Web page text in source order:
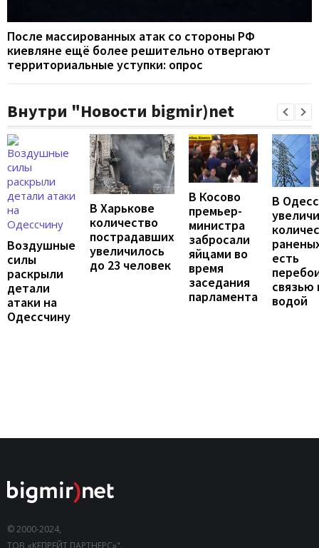
После массированных атак со стороны РФ
киевляне ещё более решительно отвергают
территориальные уступки: опрос
Внутри "Новости bigmir)net
Воздушные
силы
раскрыли
детали
атаки на
Одессчину
В Харькове
количество
пострадавших
увеличилось
до 23 человек
В Косово
премьер-
министра
забросали
яйцами во
время
заседания
парламента
В
есть
связью
водой
© 2000-2024,